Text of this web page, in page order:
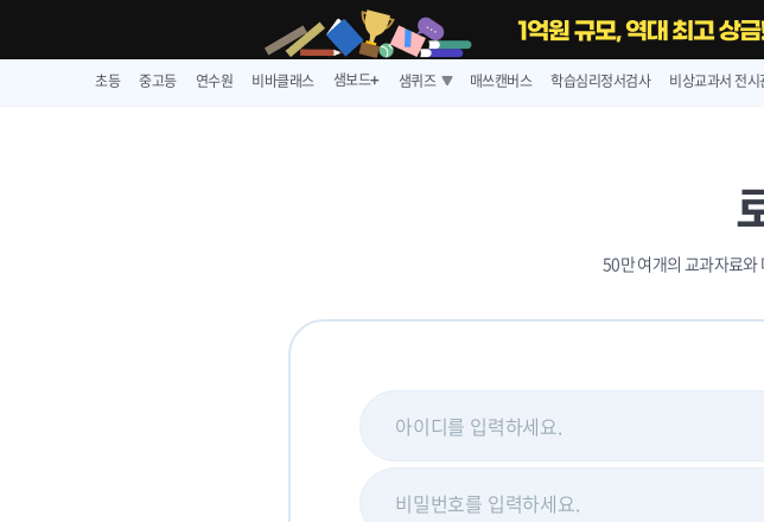
초등 중고등 연수원 비바클래스 샘보드➕ 샘퀴즈 매쓰캔버스 학습심리정서검사 비상교과서 전시
50만 여개의 교과자료와